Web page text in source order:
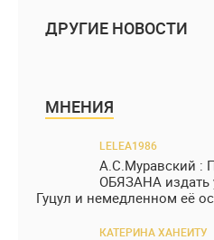
ДРУГИЕ НОВОСТИ
МНЕНИЯ
LELEA1986
А.С.Муравский :
ОБЯЗАНА издать
Гуцул и немедленном её
КАТЕРИНА ХАНЕИТУ